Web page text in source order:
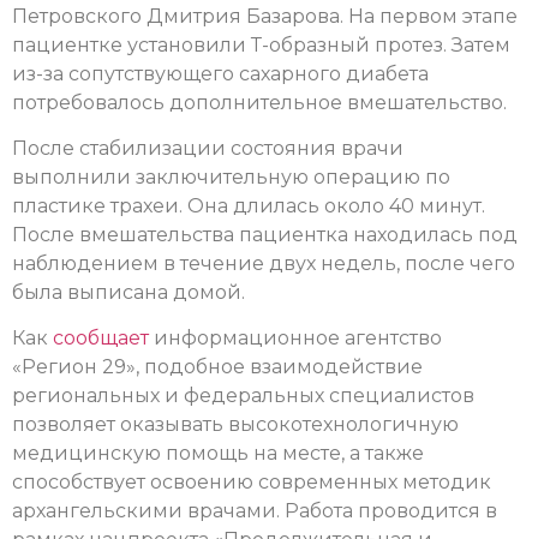
Петровского Дмитрия Базарова. На первом этапе
пациентке установили Т-образный протез. Затем
из-за сопутствующего сахарного диабета
потребовалось дополнительное вмешательство.
После стабилизации состояния врачи
выполнили заключительную операцию по
пластике трахеи. Она длилась около 40 минут.
После вмешательства пациентка находилась под
наблюдением в течение двух недель, после чего
была выписана домой.
Как сообщаетинформационное агентство
«Регион 29», подобное взаимодействие
региональных и федеральных специалистов
позволяет оказывать высокотехнологичную
медицинскую помощь на месте, а также
способствует освоению современных методик
архангельскими врачами. Работа проводится в